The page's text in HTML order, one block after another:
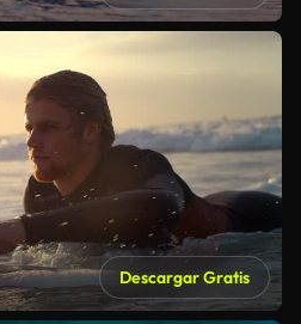
Descargar Gratis